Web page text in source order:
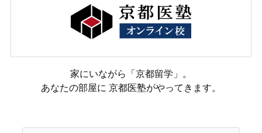
家にいながら「京都留学」。
あなたの部屋に 京都医塾がやってきます。